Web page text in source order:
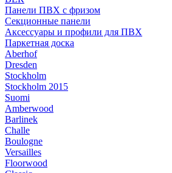
Панели ПВХ с фризом
Секционные панели
Аксессуары и профили для ПВХ
Паркетная доска
Aberhof
Dresden
Stockholm
Stockholm 2015
Suomi
Amberwood
Barlinek
Challe
Boulogne
Versailles
Floorwood